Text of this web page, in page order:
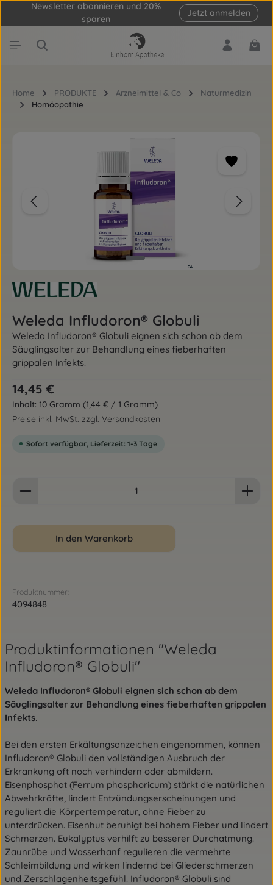
Zum Hauptinhalt springen
Newsletter abonnieren und 20%
sparen
Jetzt anmelden
Home PRODUKTE Arzneimittel & Co
Naturmedizin
Homöopathie
Weleda Infludoron® Globuli
Weleda Infludoron® Globuli eignen sich schon ab dem
Säuglingsalter zur Behandlung eines fieberhaften
grippalen Infekts.
Regulärer Preis:
14,45 €
Inhalt: 10 Gramm (1,44 € / 1 Gramm)
Preise inkl. MwSt. zzgl. Versandkosten
Sofort verfügbar, Lieferzeit: 1-3 Tage
In den Warenkorb
Produktnummer:
4094848
Produktinformationen "Weleda
Infludoron® Globuli"
Weleda Infludoron® Globuli eignen sich schon ab dem
Säuglingsalter zur Behandlung eines fieberhaften grippalen
Infekts.
Bei den ersten Erkältungsanzeichen eingenommen, können
Infludoron® Globuli den vollständigen Ausbruch der
Erkrankung oft noch verhindern oder abmildern.
Eisenphosphat (Ferrum phosphoricum) stärkt die natürlichen
Abwehrkräfte, lindert Entzündungserscheinungen und
reguliert die Körpertemperatur, ohne Fieber zu
unterdrücken. Eisenhut beruhigt bei hohem Fieber und lindert
Schmerzen. Eukalyptus verhilft zu besserer Durchatmung.
Zaunrübe und Wasserhanf regulieren die vermehrte
Schleimbildung und wirken lindernd bei Gliederschmerzen
und Zerschlagenheitsgefühl. Infludoron® Globuli sind